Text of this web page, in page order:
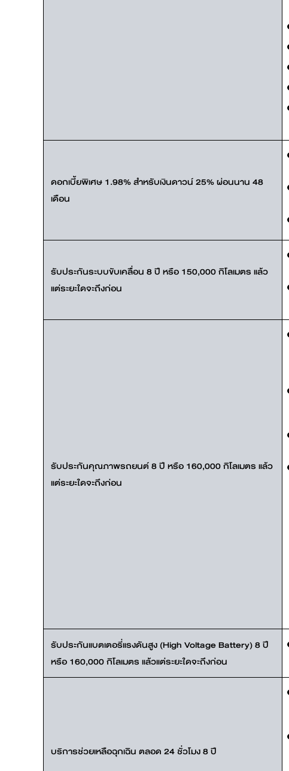
ดอกเบี้ยพิเศษ 1.98% สำหรับเงินดาวน์ 25% ผ่อนนาน 48
เดือน
รับประกันระบบขับเคลื่อน 8 ปี หรือ 150,000 กิโลเมตร แล้ว
แต่ระยะใดจะถึงก่อน
รับประกันคุณภาพรถยนต์ 8 ปี หรือ 160,000 กิโลเมตร แล้ว
แต่ระยะใดจะถึงก่อน
รับประกันแบตเตอรี่แรงดันสูง (High Voltage Battery) 8 ปี
หรือ 160,000 กิโลเมตร แล้วแต่ระยะใดจะถึงก่อน
บริการช่วยเหลือฉุกเฉิน ตลอด 24 ชั่วโมง 8 ปี